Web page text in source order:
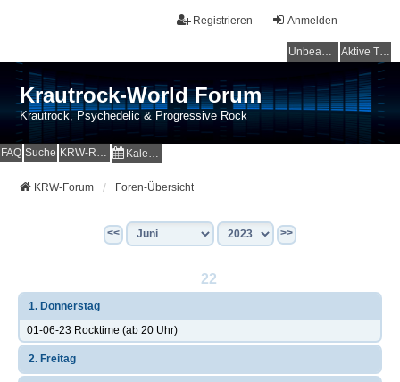
Anmelden
Registrieren
Unbeantwortete Themen Aktive Themen
Krautrock-World Forum
Krautrock, Psychedelic & Progressive Rock
FAQ Suche KRW-Radio Kalender
KRW-Forum Foren-Übersicht
<< >>
22
1. Donnerstag
01-06-23 Rocktime (ab 20 Uhr)
2. Freitag